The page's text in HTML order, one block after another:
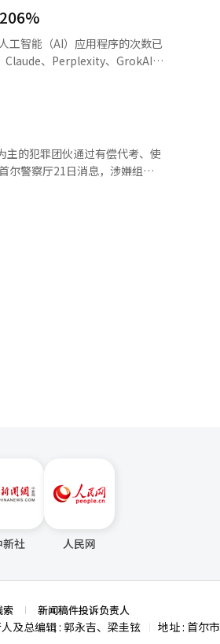
理学教授表示：“外卖平台的竞
上是核心竞争力。”他进一步
服务扩展性和盈利能力带来更
客户分析，而现代百货则将学
与编辑。
，工厂具备年产最高2600吨的
动设备负责将袋子提起并切开，
自动混合后，在鼓式烘焙机中
备中缓慢移动，最大限度减少
，成本也更高，但为了尽量减
入‘咖啡豆双元化’后，2019
工智能（AI）应用程序的次数已
。与去年同期的14亿
万人。※ 本报道经人工智能
主的犯罪团伙通过有偿代考、使
。警方还对负责运送作弊设备
及同伙从2021
设备保证高分。警方透露，使用
新社 人民网
索 新闻稿件投诉负责人
及总编辑 : 郭永吉、梁圭铉
地址 : 首尔市